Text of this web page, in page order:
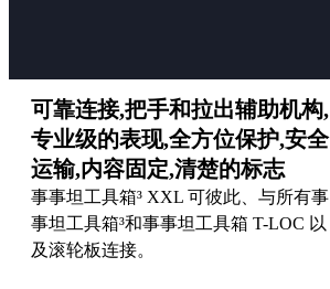
可靠连接,把手和拉出辅助机构,
专业级的表现,全方位保护,安全
运输,内容固定,清楚的标志
事事坦工具箱³ XXL 可彼此、与所有事
事坦工具箱³和事事坦工具箱 T-LOC 以
及滚轮板连接。